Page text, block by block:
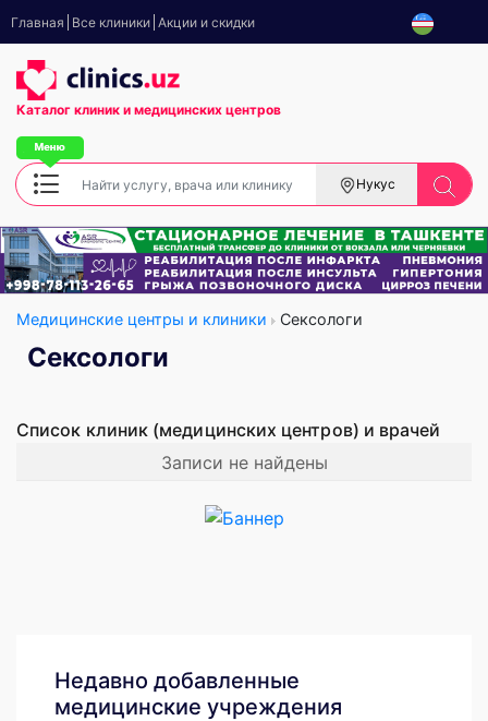
Главная Все клиники Акции и скидки
Каталог клиник и медицинских центров
Нукус
Медицинские центры и клиники Сексологи
Сексологи
Список клиник (медицинских центров) и врачей
Записи не найдены
Недавно добавленные
медицинские учреждения